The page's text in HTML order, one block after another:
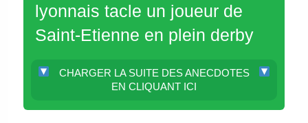
lyonnais tacle un joueur de
Saint-Etienne en plein derby
CHARGER LA SUITE DES ANECDOTES
EN CLIQUANT ICI